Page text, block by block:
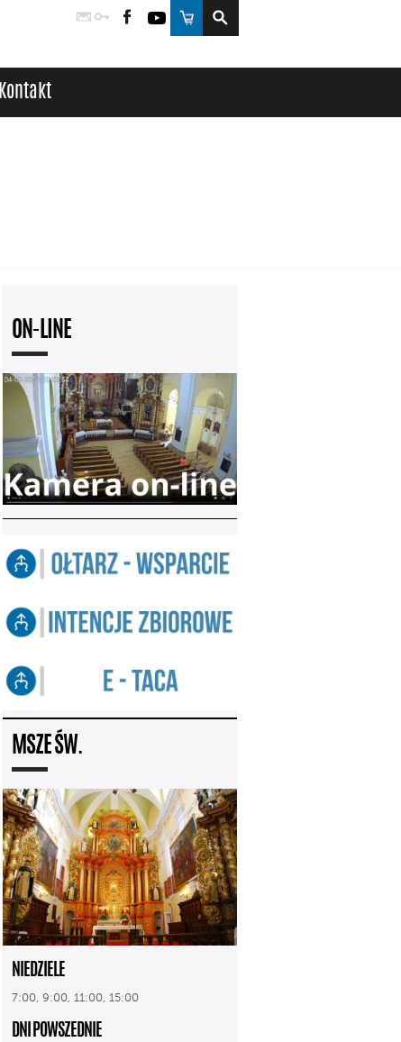
PocztaLogowanie
FacebookYouTube
Sklep
Kontakt
ON-LINE
MSZE ŚW.
NIEDZIELE
7:00, 9:00, 11:00, 15:00
DNI POWSZEDNIE